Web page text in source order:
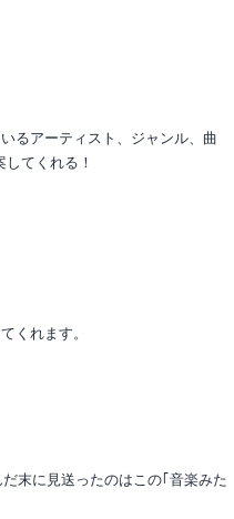
るアーティスト、ジャンル、曲
てくれる！
くれます。
末に見送ったのはこの｢音楽みた